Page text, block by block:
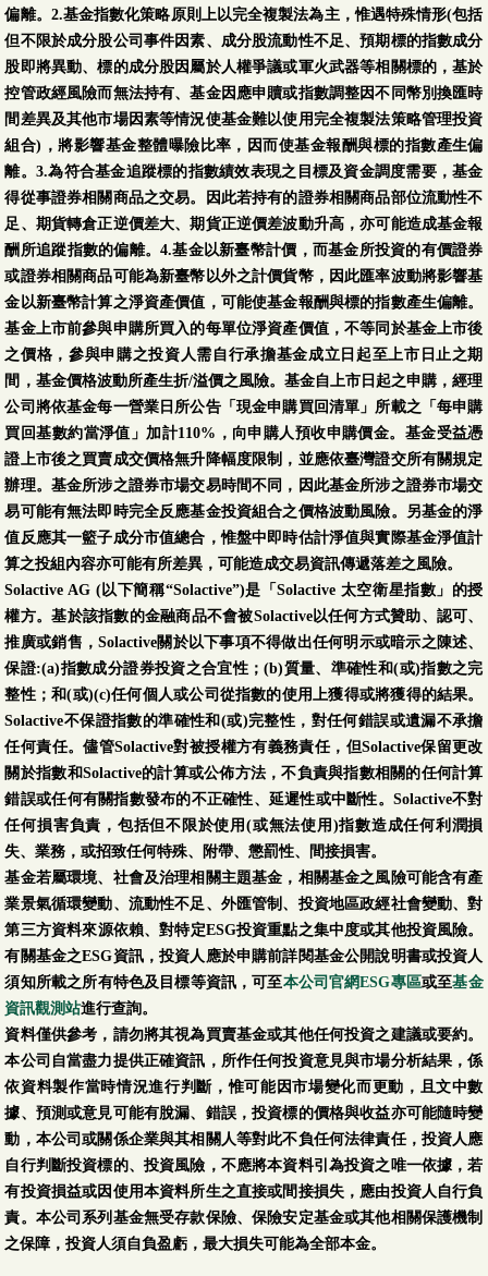
偏離。2.基金指數化策略原則上以完全複製法為主，惟遇特殊情形(包括
但不限於成分股公司事件因素、成分股流動性不足、預期標的指數成分
股即將異動、標的成分股因屬於人權爭議或軍火武器等相關標的，基於
控管政經風險而無法持有、基金因應申贖或指數調整因不同幣別換匯時
間差異及其他市場因素等情況使基金難以使用完全複製法策略管理投資
組合)，將影響基金整體曝險比率，因而使基金報酬與標的指數產生偏
離。3.為符合基金追蹤標的指數績效表現之目標及資金調度需要，基金
得從事證券相關商品之交易。因此若持有的證券相關商品部位流動性不
足、期貨轉倉正逆價差大、期貨正逆價差波動升高，亦可能造成基金報
酬所追蹤指數的偏離。4.基金以新臺幣計價，而基金所投資的有價證券
或證券相關商品可能為新臺幣以外之計價貨幣，因此匯率波動將影響基
金以新臺幣計算之淨資產價值，可能使基金報酬與標的指數產生偏離。
基金上市前參與申購所買入的每單位淨資產價值，不等同於基金上市後
之價格，參與申購之投資人需自行承擔基金成立日起至上市日止之期
間，基金價格波動所產生折/溢價之風險。基金自上市日起之申購，經理
公司將依基金每一營業日所公告「現金申購買回清單」所載之「每申購
買回基數約當淨值」加計110%，向申購人預收申購價金。基金受益憑
證上市後之買賣成交價格無升降幅度限制，並應依臺灣證交所有關規定
辦理。基金所涉之證券市場交易時間不同，因此基金所涉之證券市場交
易可能有無法即時完全反應基金投資組合之價格波動風險。另基金的淨
值反應其一籃子成分市值總合，惟盤中即時估計淨值與實際基金淨值計
算之投組內容亦可能有所差異，可能造成交易資訊傳遞落差之風險。
Solactive AG (以下簡稱“Solactive”)是「Solactive 太空衛星指數」的授
權方。基於該指數的金融商品不會被Solactive以任何方式贊助、認可、
推廣或銷售，Solactive關於以下事項不得做出任何明示或暗示之陳述、
保證:(a)指數成分證券投資之合宜性；(b)質量、準確性和(或)指數之完
整性；和(或)(c)任何個人或公司從指數的使用上獲得或將獲得的結果。
Solactive不保證指數的準確性和(或)完整性，對任何錯誤或遺漏不承擔
任何責任。儘管Solactive對被授權方有義務責任，但Solactive保留更改
關於指數和Solactive的計算或公佈方法，不負責與指數相關的任何計算
錯誤或任何有關指數發布的不正確性、延遲性或中斷性。Solactive不對
任何損害負責，包括但不限於使用(或無法使用)指數造成任何利潤損
失、業務，或招致任何特殊、附帶、懲罰性、間接損害。
基金若屬環境、社會及治理相關主題基金，相關基金之風險可能含有產
業景氣循環變動、流動性不足、外匯管制、投資地區政經社會變動、對
第三方資料來源依賴、對特定ESG投資重點之集中度或其他投資風險。
有關基金之ESG資訊，投資人應於申購前詳閱基金公開說明書或投資人
須知所載之所有特色及目標等資訊，可至本公司官網ESG專區或至基金
資訊觀測站進行查詢。
資料僅供參考，請勿將其視為買賣基金或其他任何投資之建議或要約。
本公司自當盡力提供正確資訊，所作任何投資意見與市場分析結果，係
依資料製作當時情況進行判斷，惟可能因市場變化而更動，且文中數
據、預測或意見可能有脫漏、錯誤，投資標的價格與收益亦可能隨時變
動，本公司或關係企業與其相關人等對此不負任何法律責任，投資人應
自行判斷投資標的、投資風險，不應將本資料引為投資之唯一依據，若
有投資損益或因使用本資料所生之直接或間接損失，應由投資人自行負
責。本公司系列基金無受存款保險、保險安定基金或其他相關保護機制
之保障，投資人須自負盈虧，最大損失可能為全部本金。